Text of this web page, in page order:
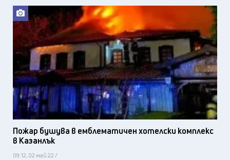
Пожар бушува в емблематичен хотелски комплекс
в Казанлък
09:12, 02 май 22 /